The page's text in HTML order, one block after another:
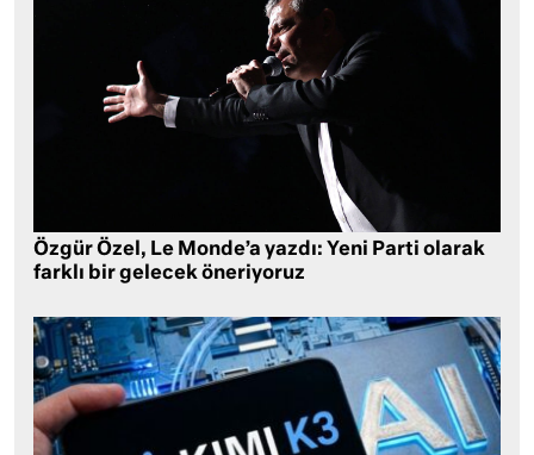
Özgür Özel, Le Monde’a yazdı: Yeni Parti olarak
farklı bir gelecek öneriyoruz